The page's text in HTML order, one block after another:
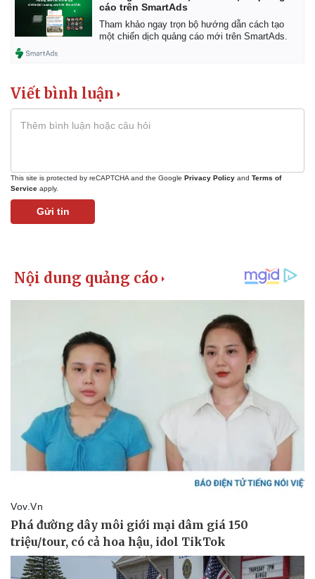
cáo trên SmartAds
Tham khảo ngay trọn bộ hướng dẫn cách tạo
một chiến dịch quảng cáo mới trên SmartAds.
Viết bình luận
This site is protected by reCAPTCHA and the Google Privacy Policy and Terms of
Service apply.
Gửi tin